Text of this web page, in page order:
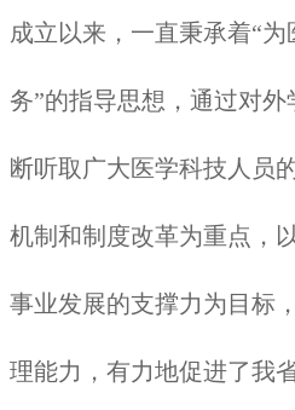
成立以来，一直秉承着“
务”的指导思想，通过对
断听取广大医学科技人员
机制和制度改革为重点，
事业发展的支撑力为目标
理能力，有力地促进了我